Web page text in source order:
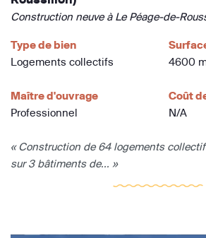
Construction neuve à Le Péage-de-
Type de bien
Logements collectifs
4600
Maître d'ouvrage
Professionnel
Coût
N/A
« Construction de 64 logements
sur 3 bâtiments de... »